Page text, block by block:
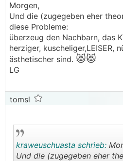
Morgen,
Und die (zugegeben eher
diese Probleme:
überzeug den Nachbarn, das
herziger, kuscheliger,LEISER,
ästhetischer sind. 😻😻
LG
tomsl
kraweuschuasta schrieb:
Und die (zugegeben eher